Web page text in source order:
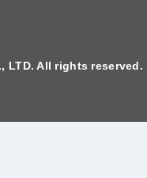
LTD. All rights reserved.